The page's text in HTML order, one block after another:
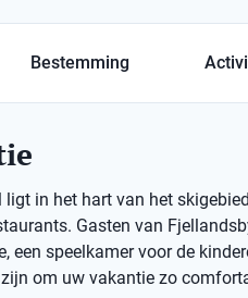
Bestemming
ligt in het hart van het
Gasten van
een speelkamer voor de
om uw vakantie zo